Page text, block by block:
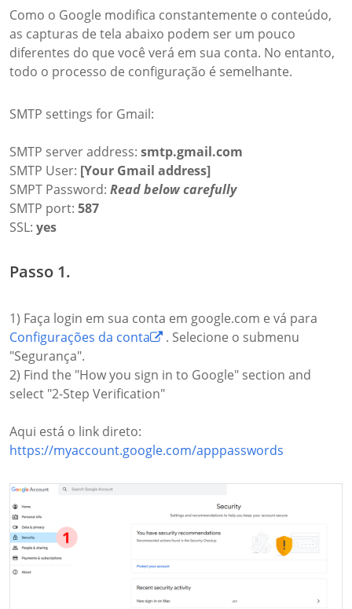
Como o Google modifica constantemente o conteúdo,
as capturas de tela abaixo podem ser um pouco
diferentes do que você verá em sua conta. No entanto,
todo o processo de configuração é semelhante.
SMTP settings for Gmail:
SMTP server address: smtp.gmail.com
SMTP User: [Your Gmail address]
SMPT Password: Read below carefully
SMTP port: 587
SSL: yes
Passo 1.
1) Faça login em sua conta em google.com e vá para
Configurações da conta
. Selecione o submenu
"Segurança".
2) Find the "How you sign in to Google" section and
select "2-Step Verification"
Aqui está o link direto:
https://myaccount.google.com/apppasswords